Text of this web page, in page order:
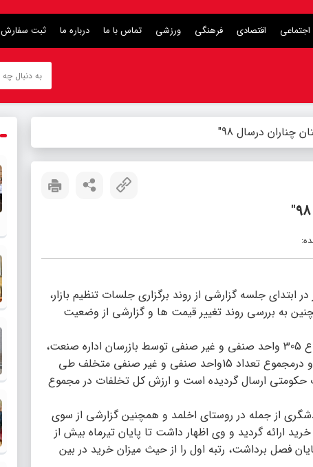
اجتماعی اقتصادی فرهنگی ورزشی تماس با ما درباره ما ثبت سفارش
درسال 98″
جلسه گزارشی از روند برگزاری جلسات تنظیم بازار،
به بررسی روند تغییر قیمت ها و گزارشی از وضعیت
سپس به موضوع بازرسی‌ها اشاره کرده و بیان داشتند در طی یکماه گذشته در مجموع 305 واحد صنفی و غیر صنفی توسط بازرسان اداره صنعت،
معدن و تجارت و اتاق اصناف شهرستان چناران مورد نظارت و بازرسی قرار گرفته اند و درمجموع تعداد 15واحد صنفی و غیر صنفی متخلف طی
حکومتی ارسال گردیده است و ارزش کل تخلفات در مجموع
از جمله در روستای اخلمد و همچنین گزارشی از سوی
ارائه گردید و وی اظهار داشت تا پایان تیرماه بیش از
فصل برداشت، رتبه اول را از حیث میزان خرید در بین